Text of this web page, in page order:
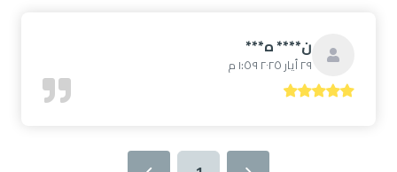
ن**** ه***
٢٩ أيار ٢٠٢٥ ١:٥٩ م